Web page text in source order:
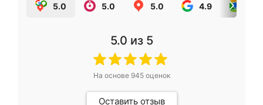
5.0 5.0 5.0 4.9
5.0 из 5
На основе 945оценок
Оставить отзыв